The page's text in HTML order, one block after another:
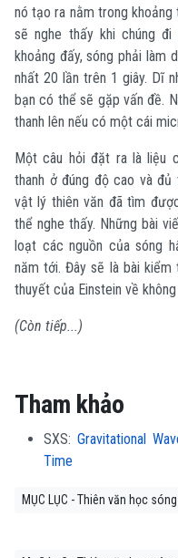
nó tạo ra nằm trong
sẽ nghe thấy khi chúng đi
khoảng đấy, sóng phải làm
nhất 20 lần trên 1 giây. Dĩ
bạn có thể sẽ gặp vấn đề.
thanh lên nếu có một cái
Một câu hỏi đặt ra là liệu
thanh ở đúng độ cao và
vật lý thiên văn đã tìm
thể nghe thấy. Những bài
loạt các nguồn của sóng
năm tới. Đây sẽ là bài
thuyết của Einstein về
(Còn tiếp...)
Tham khảo
SXS:Gravitational
Time
MỤC LỤC - Thiên văn học